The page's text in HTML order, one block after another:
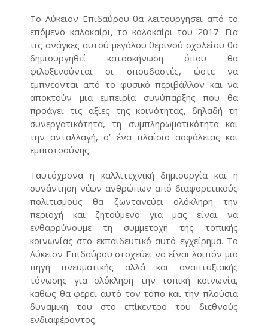
Το Λύκειον Επιδαύρου θα λειτουργήσει από το
επόμενο καλοκαίρι, το καλοκαίρι του 2017. Για
τις ανάγκες αυτού μεγάλου θερινού σχολείου θα
δημιουργηθεί κατασκήνωση όπου θα
φιλοξενούνται οι σπουδαστές, ώστε να
εμπνέονται από το φυσικό περιβάλλον και να
αποκτούν μια εμπειρία συνύπαρξης που θα
προάγει τις αξίες της κοινότητας, δηλαδή τη
συνεργατικότητα, τη συμπληρωματικότητα και
την ανταλλαγή, σ’ ένα πλαίσιο ασφάλειας και
εμπιστοσύνης.
Ταυτόχρονα η καλλιτεχνική δημιουργία και η
συνάντηση νέων ανθρώπων από διαφορετικούς
πολιτισμούς θα ζωντανεύει ολόκληρη την
περιοχή και ζητούμενο για μας είναι να
ενθαρρύνουμε τη συμμετοχή της τοπικής
κοινωνίας στο εκπαιδευτικό αυτό εγχείρημα. Το
Λύκειον Επιδαύρου στοχεύει να είναι λοιπόν μια
πηγή πνευματικής αλλά και αναπτυξιακής
τόνωσης για ολόκληρη την τοπική κοινωνία,
καθώς θα φέρει αυτό τον τόπο και την πλούσια
δυναμική του στο επίκεντρο του διεθνούς
ενδιαφέροντος.